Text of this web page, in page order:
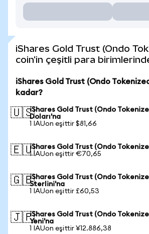
iShares Gold Trust (Ondo
coin'in çeşitli para
iShares Gold Trust (Ondo
kadar?
🇺🇸iShares Gold Trust (Ondo
Doları'na
1 IAUon eşittir $81,66
🇪🇺iShares Gold Trust (Ondo
1 IAUon eşittir €70,65
🇬🇧iShares Gold Trust (Ondo
Sterlini'na
1 IAUon eşittir £60,53
🇯🇵iShares Gold Trust (Ondo
Yeni'na
1 IAUon eşittir ¥12.886,38